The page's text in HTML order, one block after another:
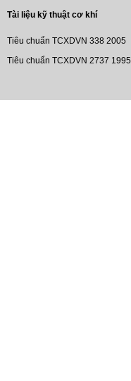
Tài liệu kỹ thuật cơ khí
Tiêu chuẩn TCXDVN 338 2005
Tiêu chuẩn TCXDVN 2737 1995